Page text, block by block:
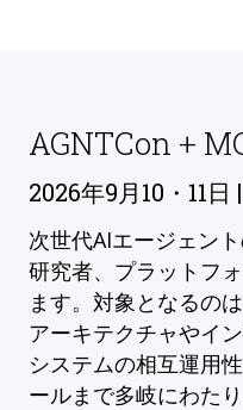
AGNTCon +
2026年9月10・11日
次世代AIエージェン
研究者、プラットフ
ます。対象となるの
アーキテクチャやイ
システムの相互運用
ールまで多岐にわたり